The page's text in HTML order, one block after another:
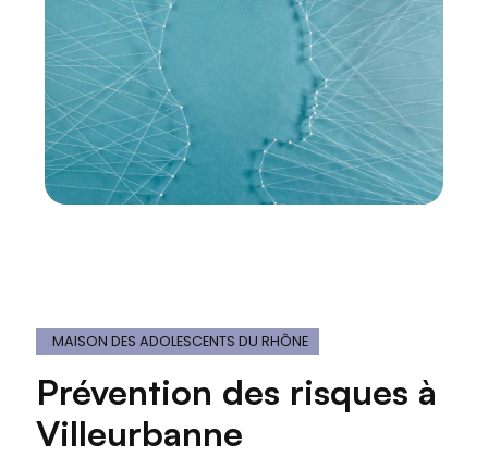
MAISON DES ADOLESCENTS DU RHÔNE
Prévention des risques à
Villeurbanne